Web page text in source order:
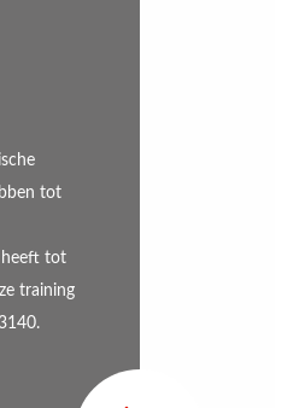
tot
heeft tot
training